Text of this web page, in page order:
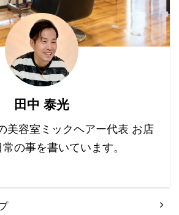
度な
4. ス
適
的
め 髪
る
って
は、髪
...
田中 泰光
美容室ミックヘアー代表 お店
の事を書いています。